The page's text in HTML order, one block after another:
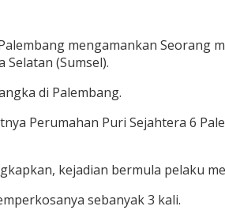
mengamankan Seorang
(Sumsel).
di Palembang.
Perumahan Puri Sejahtera 6
kejadian bermula pelaku
sebanyak 3 kali.